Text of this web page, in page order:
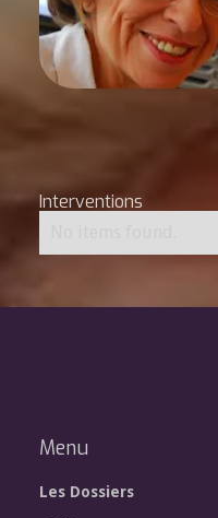
Interventions
Menu
Les Dossiers